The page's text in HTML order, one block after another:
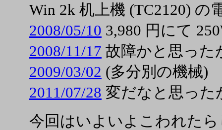
Win 2k 机上機 (TC2120) の
2008/05/10 3,980 円にて
2008/11/17 故障かと思った
2009/03/02 (多分別の機械)
2011/07/28 変だなと思った
今回はいよいよこわれた